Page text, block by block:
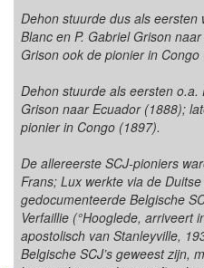
Dehon stuurde dus als eersten
Blanc en P. Gabriel Grison
Grison ook de pionier in Congo
Dehon stuurde als eersten o.a.
Grison naar Ecuador (1888);
pionier in Congo (1897).
De allereerste SCJ-pioniers
Frans; Lux werkte via de
gedocumenteerde Belgische
Verfaillie (°Hooglede, arriveert
apostolisch van Stanleyville,
Belgische SCJ’s geweest zijn,